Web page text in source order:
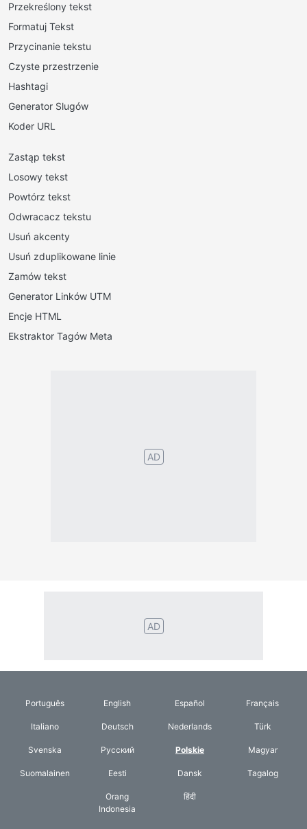
Przekreślony tekst
Formatuj Tekst
Przycinanie tekstu
Czyste przestrzenie
Hashtagi
Generator Slugów
Koder URL
Zastąp tekst
Losowy tekst
Powtórz tekst
Odwracacz tekstu
Usuń akcenty
Usuń zduplikowane linie
Zamów tekst
Generator Linków UTM
Encje HTML
Ekstraktor Tagów Meta